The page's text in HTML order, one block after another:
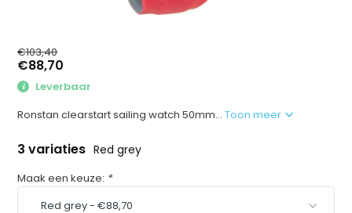
€103,40
€88,70
Leverbaar
Ronstan clearstart sailing watch 50mm...Toon meer
3 variaties Red grey
Maak een keuze: *